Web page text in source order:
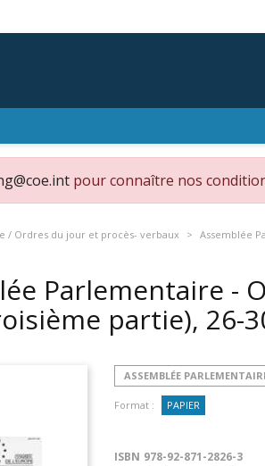
pour connaître nos
/ Ordres du jour et procès- verbaux Assemblée
Parlementaire -
partie), 26-
ASSEMBLÉE
Format : PAPIER
ISBN 978-92-871-2826-3